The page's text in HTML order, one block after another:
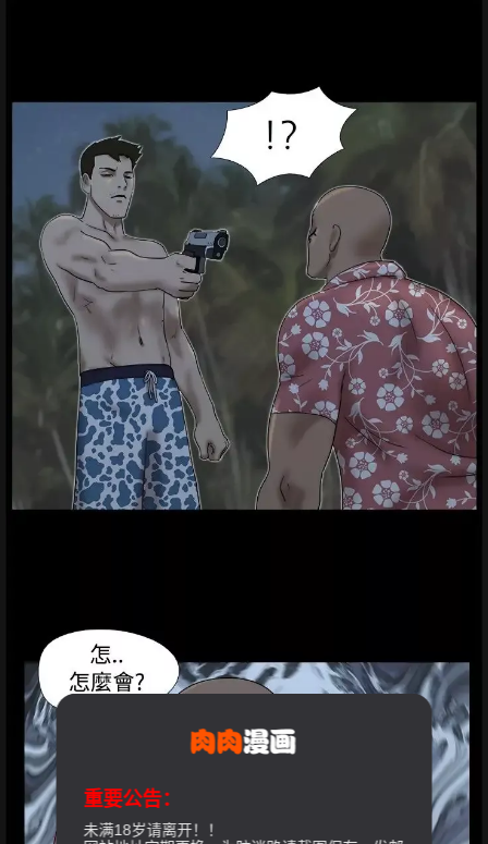
重要公告：
未满18岁请离开！！